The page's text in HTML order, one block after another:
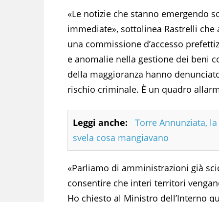
«Le notizie che stanno emergendo
immediate», sottolinea Rastrelli che
una commissione d’accesso
e anomalie nella gestione dei beni
della maggioranza hanno
rischio criminale. È un quadro
Leggi anche:
Torre Annunziata,
svela cosa mangiavano
«Parliamo di amministrazioni già
consentire che interi territori
Ho chiesto al Ministro dell’Interno